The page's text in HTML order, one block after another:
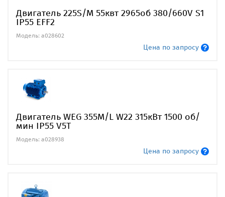
Двигатель 225S/M 55квт 2965об 380/660V S1
IP55 EFF2
Модель: a028602
Цена по запросу
Двигатель WEG 355M/L W22 315кВт 1500 об/
мин IP55 V5T
Модель: a028938
Цена по запросу